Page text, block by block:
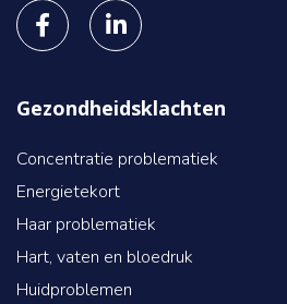
Gezondheidsklachten
Concentratie problematiek
Energietekort
Haar problematiek
Hart, vaten en bloedruk
Huidproblemen